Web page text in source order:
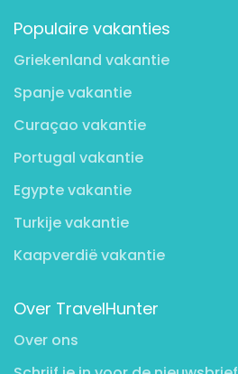
Populaire vakanties
Griekenland vakantie
Spanje vakantie
Curaçao vakantie
Portugal vakantie
Egypte vakantie
Turkije vakantie
Kaapverdië vakantie
Over TravelHunter
Over ons